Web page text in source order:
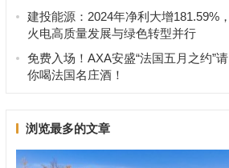
建投能源：2024年净利大增181.59%，
火电高质量发展与绿色转型并行
免费入场！AXA安盛“法国五月之约”请
你喝法国名庄酒！
浏览最多的文章